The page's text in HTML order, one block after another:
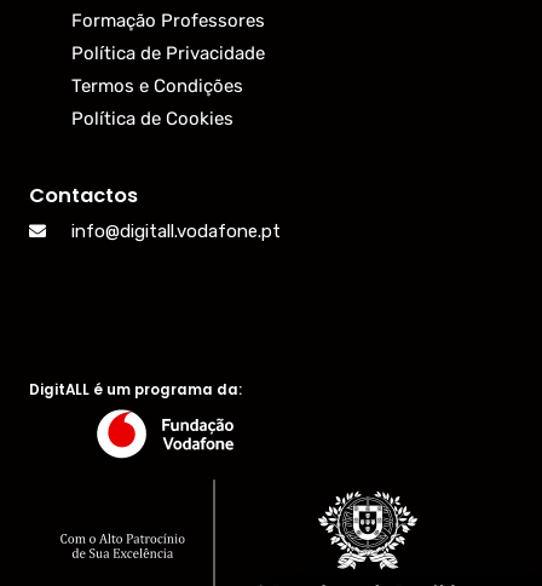
Formação Professores
Política de Privacidade
Termos e Condições
Política de Cookies
Contactos
info@digitall.vodafone.pt
DigitALL é um programa da: